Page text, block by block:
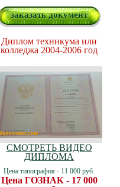
заказать документ
Диплом техникума или
колледжа 2004-2006 год
СМОТРЕТЬ ВИДЕО
ДИПЛОМА
Цена типография - 11 000 руб.
Цена ГОЗНАК - 17 000